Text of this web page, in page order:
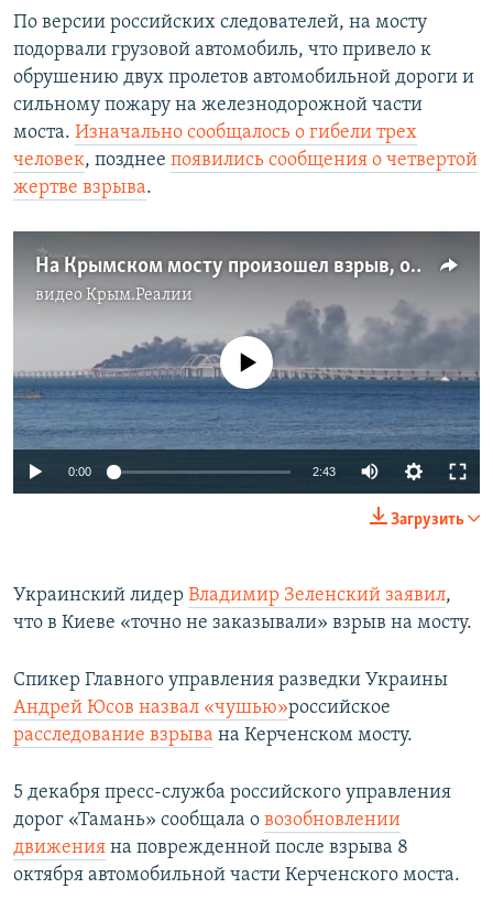
720p 1080p
720p
1080p
По версии российских следователей, на мосту
подорвали грузовой автомобиль, что привело к
обрушению двух пролетов автомобильной дороги и
сильному пожару на железнодорожной части
моста. Изначально сообщалось о гибели трех
человек, позднее появились сообщения о четвертой
жертве взрыва.
На Крымском мосту произошел взрыв, он получил серьезные повреждения (видео)
видео Крым.Реалии
No media source currently available
0:00 2:43
240p
720p
Загрузить
Украинский лидер Владимир Зеленский заявил,
что в Киеве «точно не заказывали» взрыв на мосту.
Спикер Главного управления разведки Украины
Андрей Юсов назвал «чушью»российское
расследование взрыва на Керченском мосту.
5 декабря пресс-служба российского управления
дорог «Тамань» сообщала о возобновлении
движения на поврежденной после взрыва 8
октября автомобильной части Керченского моста.